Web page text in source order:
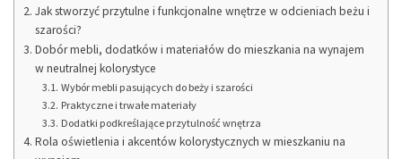
Jak stworzyć przytulne i funkcjonalne wnętrze w odcieniach beżu i
szarości?
Dobór mebli, dodatków i materiałów do mieszkania na wynajem
w neutralnej kolorystyce
Wybór mebli pasujących do beży i szarości
Praktyczne i trwałe materiały
Dodatki podkreślające przytulność wnętrza
Rola oświetlenia i akcentów kolorystycznych w mieszkaniu na